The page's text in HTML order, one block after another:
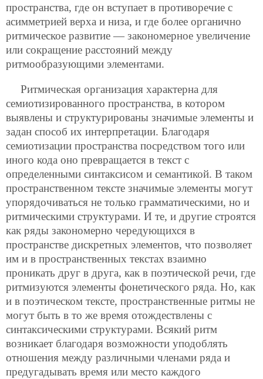
пространства, где он вступает в противоречие с
асимметрией верха и низа, и где более органично
ритмическое развитие — закономерное увеличение
или сокращение расстояний между
ритмообразующими элементами.
Ритмическая организация характерна для
семиотизированного пространства, в котором
выявлены и структурированы значимые элементы и
задан способ их интерпретации. Благодаря
семиотизации пространства посредством того или
иного кода оно превращается в текст с
определенными синтаксисом и семантикой. В таком
пространственном тексте значимые элементы могут
упорядочиваться не только грамматическими, но и
ритмическими структурами. И те, и другие строятся
как ряды закономерно чередующихся в
пространстве дискретных элементов, что позволяет
им и в пространственных текстах взаимно
проникать друг в друга, как в поэтической речи, где
ритмизуются элементы фонетического ряда. Но, как
и в поэтическом тексте, пространственные ритмы не
могут быть в то же время отождествлены с
синтаксическими структурами. Всякий ритм
возникает благодаря возможности уподоблять
отношения между различными членами ряда и
предугадывать время или место каждого